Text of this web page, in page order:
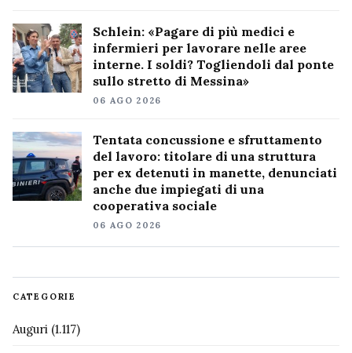
Schlein: «Pagare di più medici e
infermieri per lavorare nelle aree
interne. I soldi? Togliendoli dal ponte
sullo stretto di Messina»
06 AGO 2026
Tentata concussione e sfruttamento
del lavoro: titolare di una struttura
per ex detenuti in manette, denunciati
anche due impiegati di una
cooperativa sociale
06 AGO 2026
CATEGORIE
Auguri (1.117)